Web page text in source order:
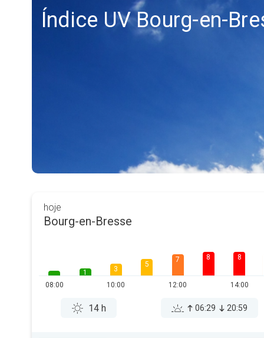
Índice UV Bourg-en-
hoje
Bourg-en-Bresse
08:00
1
3
10:00
5
7
12:00
8 8
14:00
14 h 06:29 20:59